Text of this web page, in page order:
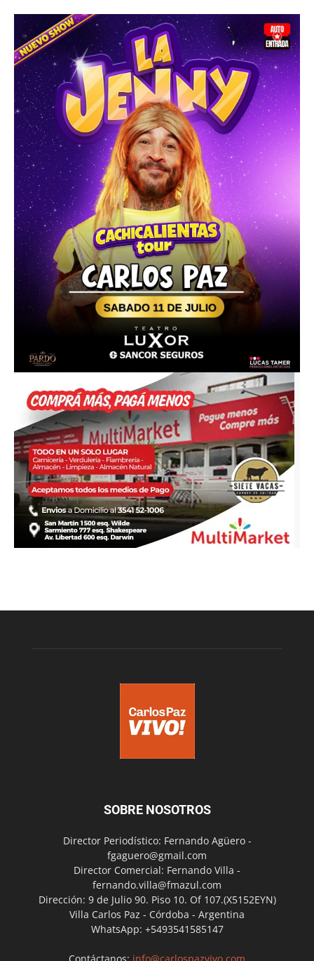
SOBRE NOSOTROS
Director Periodístico: Fernando Agüero -
fgaguero@gmail.com
Director Comercial: Fernando Villa -
fernando.villa@fmazul.com
Dirección: 9 de Julio 90. Piso 10. Of 107.(X5152EYN)
Villa Carlos Paz - Córdoba - Argentina
WhatsApp: +5493541585147
Contáctanos: info@carlospazvivo.com